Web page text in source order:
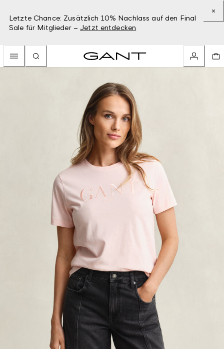
Letzte Chance: Zusätzlich 10% Nachlass auf den Final
Sale für Mitglieder – Jetzt entdecken